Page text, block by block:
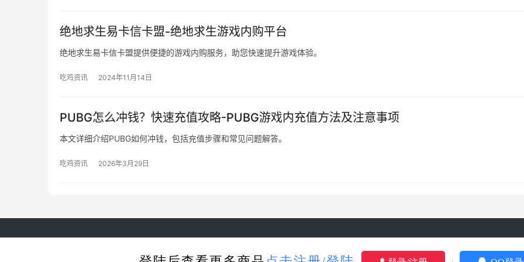
绝地求生易卡信卡盟-绝地求生游戏内购平台
绝地求生易卡信卡盟提供便捷的游戏内购服务，助您快速提升游戏体验。
吃鸡资讯 2024年11月14日
PUBG怎么冲钱？快速充值攻略-PUBG游戏内充值方法及注意事项
本文详细介绍PUBG如何冲钱，包括充值步骤和常见问题解答。
吃鸡资讯 2026年3月29日
Copyright © 2024 3553卡盟 版权所有鄂ICP备2023015261号-18